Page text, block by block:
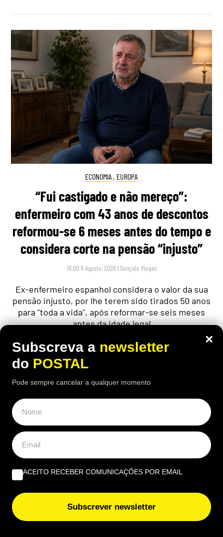
ECONOMIA , EUROPA
“Fui castigado e não mereço”:
enfermeiro com 43 anos de descontos
reformou-se 6 meses antes do tempo e
considera corte na pensão “injusto”
16:00 6 Agosto, 2026 | Gonçalo Viegas
Ex-enfermeiro espanhol considera o valor da sua
pensão injusto, por lhe terem sido tirados 50 anos
para "toda a vida", após reformar-se seis meses
antes da idade legal
ECONOMIA ,EUROPA
Carpinteiro reformado de 91 anos com
×
Subscreva a newsletter
do POSTAL
Pode sempre cancelar a qualquer momento
ACEITO RECEBER COMUNICAÇÕES POR EMAIL
Subscrever newsletter